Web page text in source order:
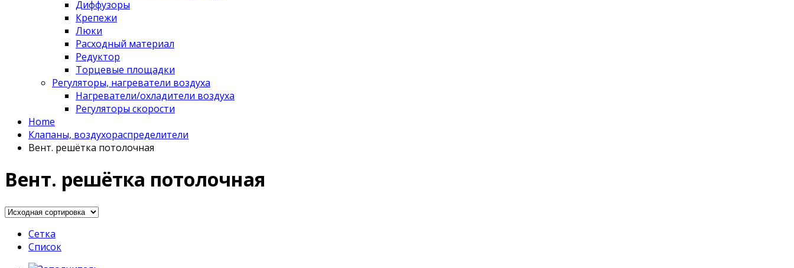
Диффузоры
Крепежи
Люки
Расходный материал
Редуктор
Торцевые площадки
Регуляторы, нагреватели воздуха
Нагреватели/охладители воздуха
Регуляторы скорости
Home
Клапаны, воздухораспределители
Вент. решётка потолочная
Вент. решётка потолочная
Сетка
Список